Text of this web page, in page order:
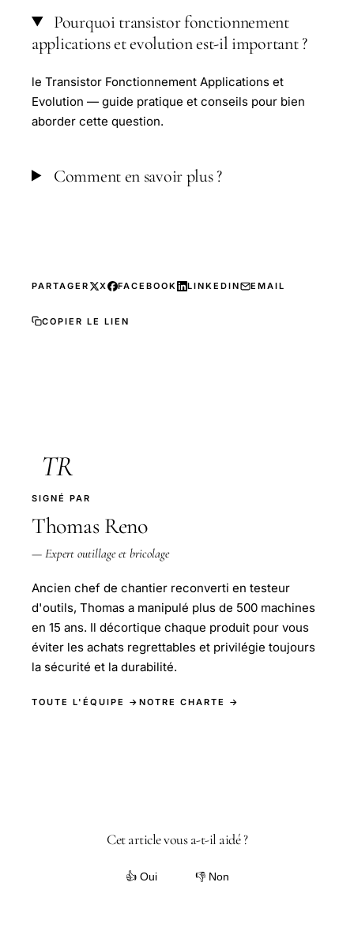
Pourquoi transistor fonctionnement
applications et evolution est-il important ?
le Transistor Fonctionnement Applications et
Evolution — guide pratique et conseils pour bien
aborder cette question.
Comment en savoir plus ?
PARTAGER X FACEBOOK LINKEDIN EMAIL
COPIER LE LIEN
TR
SIGNÉ PAR
Thomas Reno
— Expert outillage et bricolage
Ancien chef de chantier reconverti en testeur
d'outils, Thomas a manipulé plus de 500 machines
en 15 ans. Il décortique chaque produit pour vous
éviter les achats regrettables et privilégie toujours
la sécurité et la durabilité.
TOUTE L'ÉQUIPE → NOTRE CHARTE →
Cet article vous a-t-il aidé ?
👍 Oui 👎 Non